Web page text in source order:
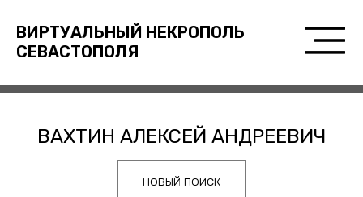
ВИРТУАЛЬНЫЙ НЕКРОПОЛЬ
СЕВАСТОПОЛЯ
ВАХТИН АЛЕКСЕЙ АНДРЕЕВИЧ
новый поиск